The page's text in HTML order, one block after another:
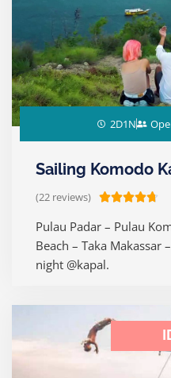
f
5
2D1N
Sailing Komodo
(22 reviews) 
t
e
7
o
u
Pulau Padar – Pulau
Beach – Taka Makassar
night @kapal.